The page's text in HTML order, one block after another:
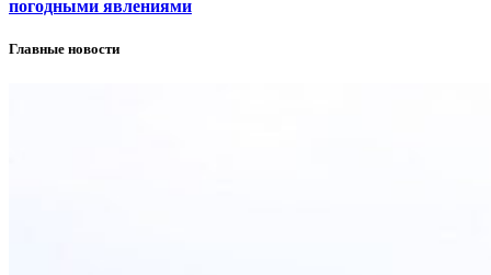
погодными явлениями
Главные новости